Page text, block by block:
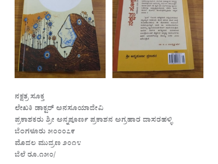
ನಕ್ಷತ್ರ ಸೂಕ್ತ
ಲೇಖಕಿ ಡಾಕ್ಟರ್ ಅನಸೂಯಾದೇವಿ
ಪ್ರಕಾಶಕರು ಶ್ರೀ ಅನ್ನಪೂರ್ಣ ಪ್ರಕಾಶನ ಅಗ್ರಹಾರ ದಾಸರಹಳ್ಳಿ
ಬೆಂಗಳೂರು ೫೦೦೦೭೯
ಮೊದಲ ಮುದ್ರಣ ೨೦೧೪
ಬೆಲೆ ರೂ.೧೫೦/